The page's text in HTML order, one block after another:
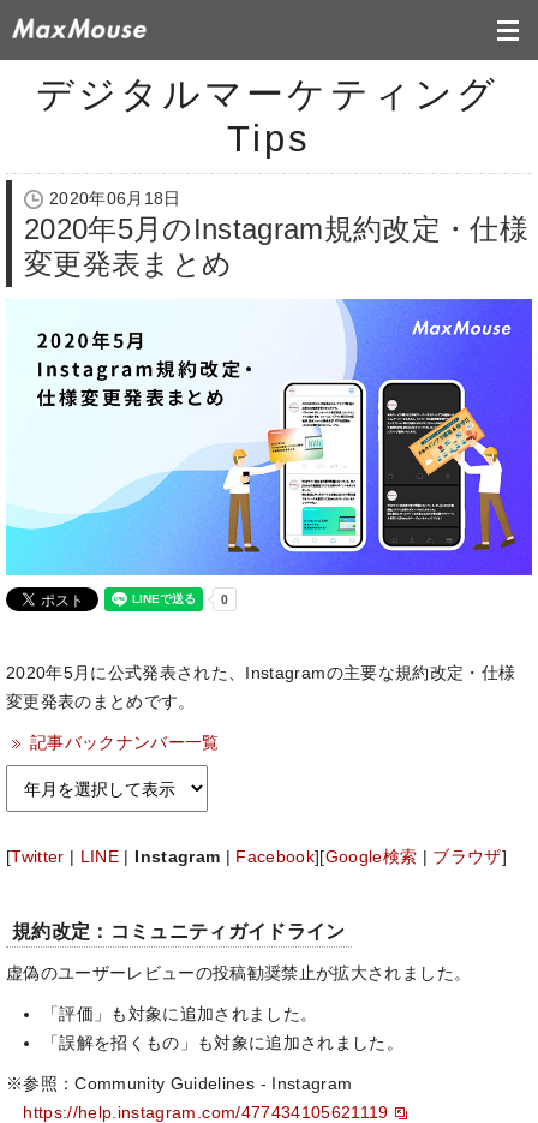
デジタルマーケティング
Tips
2020年06月18日
2020年5月のInstagram規約改定・仕様
変更発表まとめ
2020年5月に公式発表された、Instagramの主要な規約改定・仕様
変更発表のまとめです。
記事バックナンバー一覧
[Twitter LINE Instagram Facebook][Google検索 ブラウザ]
規約改定：コミュニティガイドライン
虚偽のユーザーレビューの投稿勧奨禁止が拡大されました。
「評価」も対象に追加されました。
「誤解を招くもの」も対象に追加されました。
※参照：Community Guidelines - Instagram
https://help.instagram.com/477434105621119